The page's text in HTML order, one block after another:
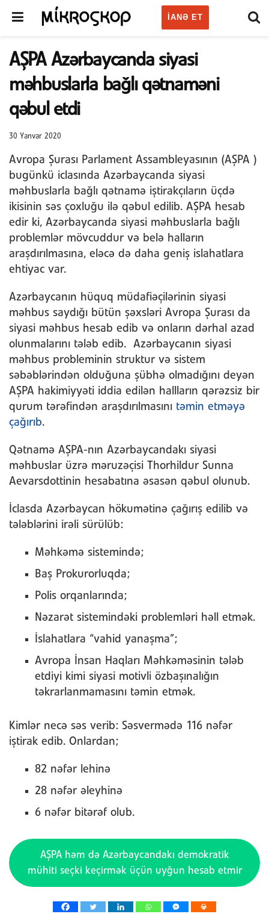
IANƏ ET
AŞPA Azərbaycanda siyasi
məhbuslarla bağlı qətnaməni
qəbul etdi
30 Yanvar 2020
Avropa Şurası Parlament Assambleyasının (AŞPA )
bugünkü iclasında Azərbaycanda siyasi
məhbuslarla bağlı qətnamə iştirakçıların üçdə
ikisinin səs çoxluğu ilə qəbul edilib. AŞPA hesab
edir ki, Azərbaycanda siyasi məhbuslarla bağlı
problemlər mövcuddur və belə halların
araşdırılmasına, eləcə də daha geniş islahatlara
ehtiyac var.
Azərbaycanın hüquq müdafiəçilərinin siyasi
məhbus saydığı bütün şəxsləri Avropa Şurası da
siyasi məhbus hesab edib və onların dərhal azad
olunmalarını tələb edib. Azərbaycanın siyasi
məhbus probleminin struktur və sistem
səbəblərindən olduğuna şübhə olmadığını deyən
AŞPA hakimiyyəti iddia edilən hallların qərəzsiz bir
qurum tərəfindən araşdırılmasını təmin etməyə
çağırıb.
Qətnamə AŞPA-nın Azərbaycandakı siyasi
məhbuslar üzrə məruzəçisi Thorhildur Sunna
Aevarsdottinin hesabatına əsasən qəbul olunub.
İclasda Azərbaycan hökumətinə çağırış edilib və
tələblərini irəli sürülüb:
Məhkəmə sistemində;
Baş Prokurorluqda;
Polis orqanlarında;
Nəzarət sistemindəki problemləri həll etmək.
İslahatlara “vahid yanaşma”;
Avropa İnsan Haqları Məhkəməsinin tələb
etdiyi kimi siyasi motivli özbaşınalığın
təkrarlanmamasını təmin etmək.
Kimlər necə səs verib: Səsvermədə 116 nəfər
iştirak edib. Onlardan;
82 nəfər lehinə
28 nəfər əleyhinə
6 nəfər bitərəf olub.
AŞPA həm də Azərbaycandakı demokratik
mühiti seçki keçirmək üçün uyğun hesab etmir